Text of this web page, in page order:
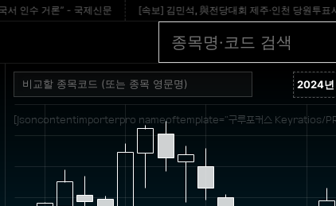
거론” - 국제신문 [속보] 김민석, 與전당대회 제주·인천 당원투표서 승리
[jsoncontentimporterpro nameoftemplate="구루포커스 Keyratios/